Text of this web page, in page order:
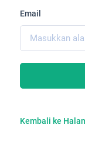
Email
Kembali ke